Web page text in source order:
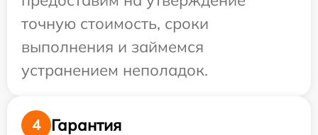
точную стоимость, сроки
выполнения и займемся
устранением неполадок.
4
Гарантия